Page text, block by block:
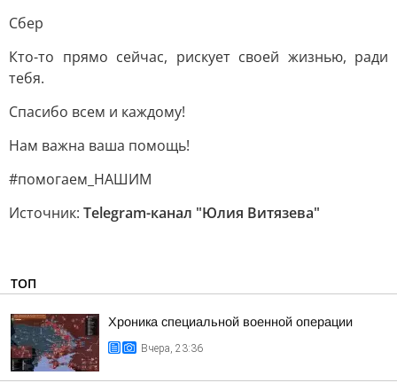
Сбер
Кто-то прямо сейчас, рискует своей жизнью, ради
тебя.
Спасибо всем и каждому!
Нам важна ваша помощь!
#помогаем_НАШИМ
Источник: Telegram-канал "Юлия Витязева"
ТОП
Хроника специальной военной операции
Вчера, 23:36